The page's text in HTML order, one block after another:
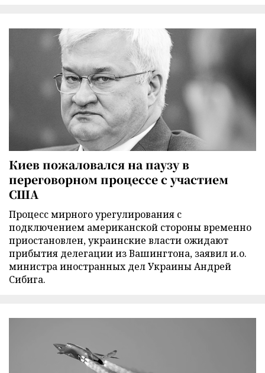
Киев пожаловался на паузу в
переговорном процессе с участием
США
Процесс мирного урегулирования с
подключением американской стороны временно
приостановлен, украинские власти ожидают
прибытия делегации из Вашингтона, заявил и.о.
министра иностранных дел Украины Андрей
Сибига.